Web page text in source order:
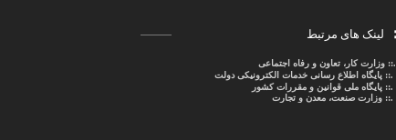
لینک های مرتبط
.::وزارت کار، تعاون و رفاه اجتماعی
.::پایگاه اطلاع رسانی خدمات الکترونیکی دولت
.::پایگاه ملی قوانین و مقررات کشور
.:: وزارت صنعت، معدن و تجارت